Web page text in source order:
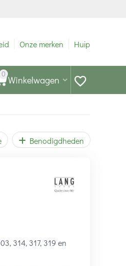
Onze merken Hulp
0 Winkelwagen
Benodigdheden
314, 317, 319 en